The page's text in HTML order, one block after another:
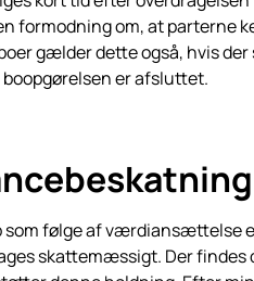
formodning om, at parterne
gælder dette også, hvis der
er afsluttet.
som følge af værdiansættelse
skattemæssigt. Der findes